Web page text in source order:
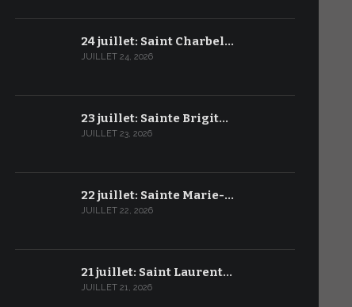
24 juillet: Saint Charbel…
JUILLET 24, 2026
23 juillet: Sainte Brigit…
JUILLET 23, 2026
22 juillet: Sainte Marie-…
JUILLET 22, 2026
21 juillet: Saint Laurent…
JUILLET 21, 2026